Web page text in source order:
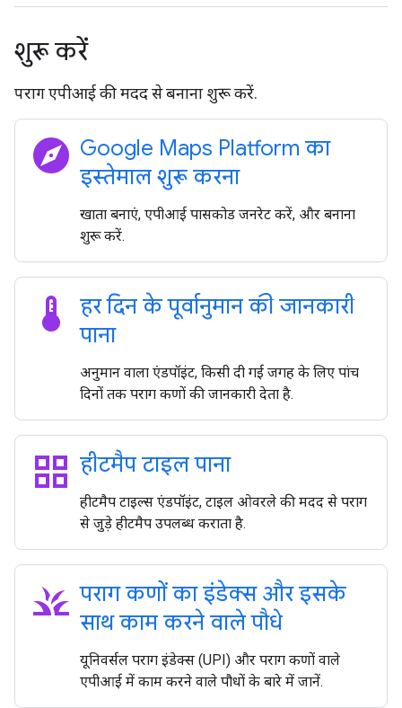
शुरू करें
पराग एपीआई की मदद से बनाना शुरू करें.
explore Google Maps Platform का
इस्तेमाल शुरू करना
खाता बनाएं, एपीआई पासकोड जनरेट करें, और बनाना
शुरू करें.
thermostat
हर दिन के पूर्वानुमान की जानकारी
पाना
अनुमान वाला एंडपॉइंट, किसी दी गई जगह के लिए पांच
दिनों तक पराग कणों की जानकारी देता है.
grid_view हीटमैप टाइल पाना
हीटमैप टाइल्स एंडपॉइंट, टाइल ओवरले की मदद से पराग
से जुड़े हीटमैप उपलब्ध कराता है.
grass पराग कणों का इंडेक्स और इसके
साथ काम करने वाले पौधे
यूनिवर्सल पराग इंडेक्स (UPI) और पराग कणों वाले
एपीआई में काम करने वाले पौधों के बारे में जानें.